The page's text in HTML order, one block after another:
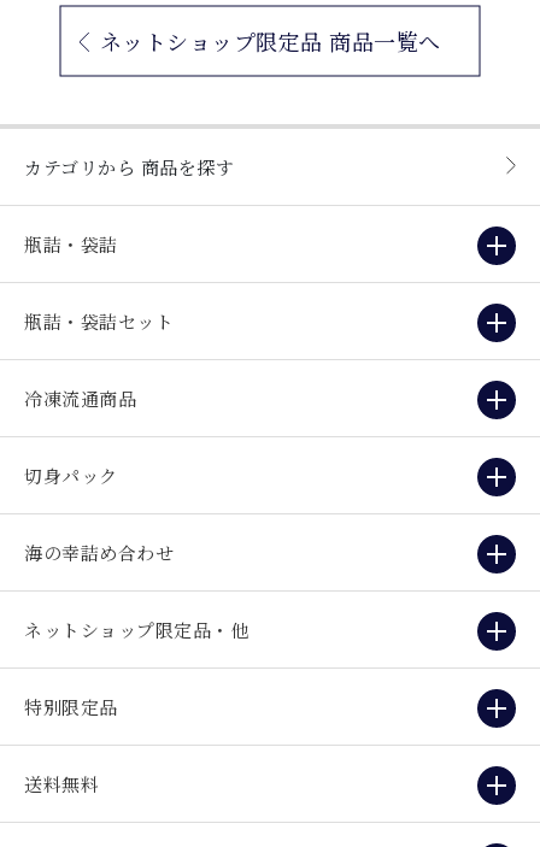
ネットショップ限定品 商品一覧へ
カテゴリから 商品を探す
瓶詰・袋詰
瓶詰・袋詰セット
冷凍流通商品
切身パック
海の幸詰め合わせ
ネットショップ限定品・他
特別限定品
送料無料